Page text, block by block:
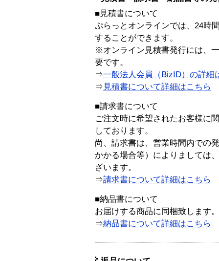
■見積書について
ぷらっとオンラインでは、24時
することができます。
※オンライン見積書発行には、
要です。
⇒一般法人会員（BizID）の詳細
⇒ 見積書について詳細はこちら
■請求書について
ご注文時に希望されたお客様に
しております。
尚、請求書は、営業時間内での
かかる場合等）によりましては
ざいます。
⇒請求書について詳細はこちら
■納品書について
お届けする商品に同梱致します。
⇒納品書について詳細はこちら